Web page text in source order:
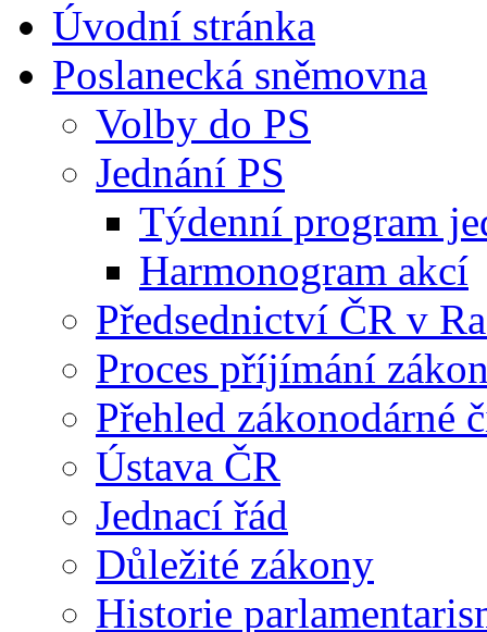
Úvodní stránka
Poslanecká sněmovna
Volby do PS
Jednání PS
Týdenní program
Harmonogram akcí
Předsednictví ČR v
Proces příjímání
Přehled zákonodárné
Ústava ČR
Jednací řád
Důležité zákony
Historie